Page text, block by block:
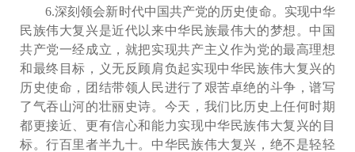
6.深刻领会新时代中国共产党的历史使命。实现中华
民族伟大复兴是近代以来中华民族最伟大的梦想。中国
共产党一经成立，就把实现共产主义作为党的最高理想
和最终目标，义无反顾肩负起实现中华民族伟大复兴的
历史使命，团结带领人民进行了艰苦卓绝的斗争，谱写
了气吞山河的壮丽史诗。今天，我们比历史上任何时期
都更接近、更有信心和能力实现中华民族伟大复兴的目
标。行百里者半九十。中华民族伟大复兴，绝不是轻轻